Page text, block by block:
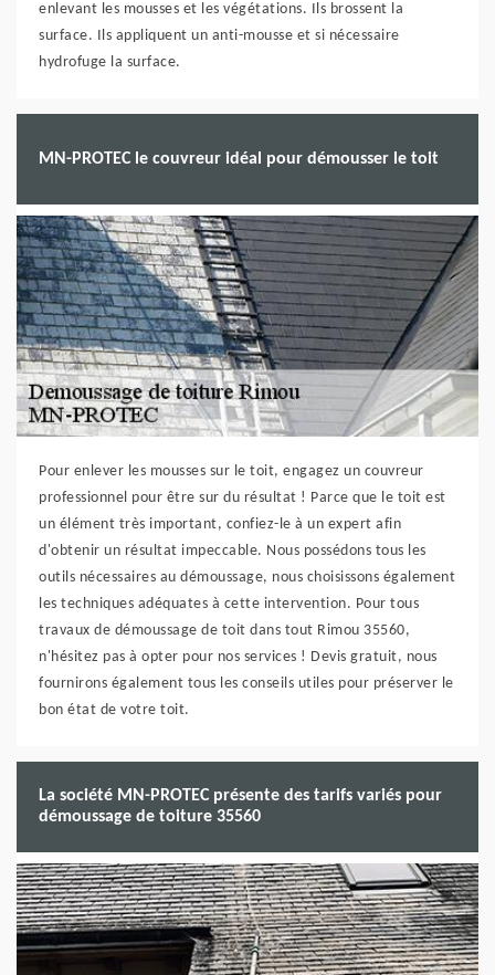
enlevant les mousses et les végétations. Ils brossent la
surface. Ils appliquent un anti-mousse et si nécessaire
hydrofuge la surface.
MN-PROTEC le couvreur idéal pour démousser le toit
Pour enlever les mousses sur le toit, engagez un couvreur
professionnel pour être sur du résultat ! Parce que le toit est
un élément très important, confiez-le à un expert afin
d'obtenir un résultat impeccable. Nous possédons tous les
outils nécessaires au démoussage, nous choisissons également
les techniques adéquates à cette intervention. Pour tous
travaux de démoussage de toit dans tout Rimou 35560,
n'hésitez pas à opter pour nos services ! Devis gratuit, nous
fournirons également tous les conseils utiles pour préserver le
bon état de votre toit.
La société MN-PROTEC présente des tarifs variés pour
démoussage de toiture 35560